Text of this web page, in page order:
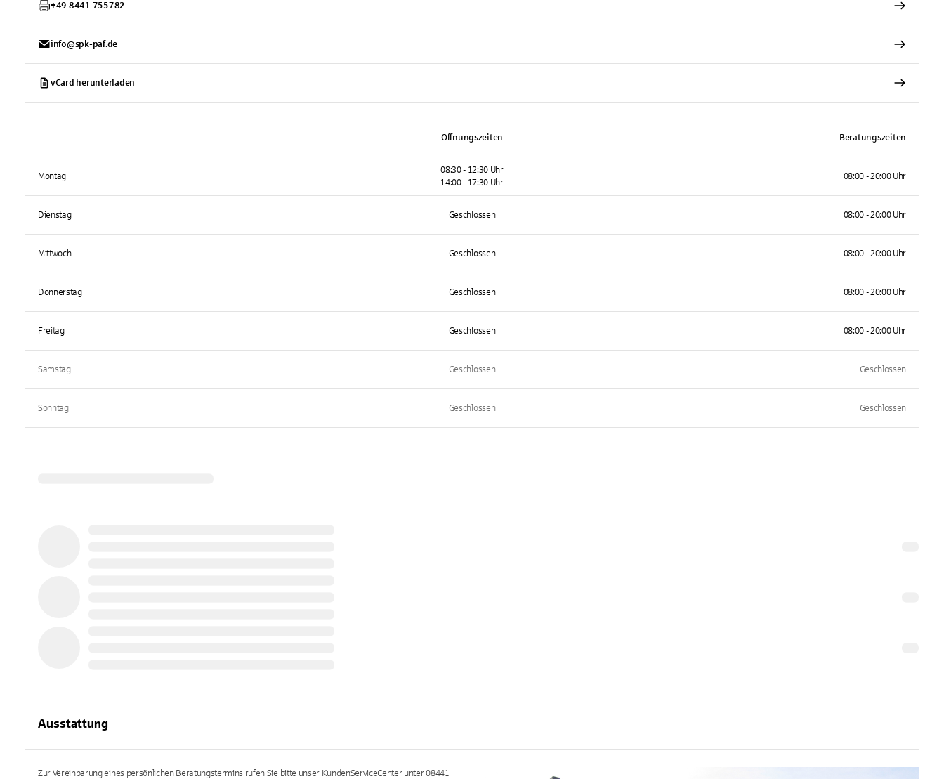
+49 8441 755782
info@spk-paf.de
vCard herunterladen
Öffnungszeiten Beratungszeiten
Montag
08:30 - 12:30 Uhr
14:00 - 17:30 Uhr
08:00 - 20:00 Uhr
Dienstag Geschlossen 08:00 - 20:00 Uhr
Mittwoch Geschlossen 08:00 - 20:00 Uhr
Donnerstag Geschlossen 08:00 - 20:00 Uhr
Freitag Geschlossen 08:00 - 20:00 Uhr
Samstag Geschlossen Geschlossen
Sonntag Geschlossen Geschlossen
Ausstattung
Zur Vereinbarung eines persönlichen Beratungstermins rufen Sie bitte unser KundenServiceCenter unter 08441